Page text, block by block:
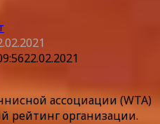
22.02.2021
ассоциации (WTA)
рейтинг организации.